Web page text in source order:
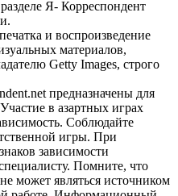
Я- Корреспондент
и воспроизведение
материалов,
Getty Images, строго
предназначены для
в азартных играх
Соблюдайте
игры. При
зависимости
Помните, что
может являться источником